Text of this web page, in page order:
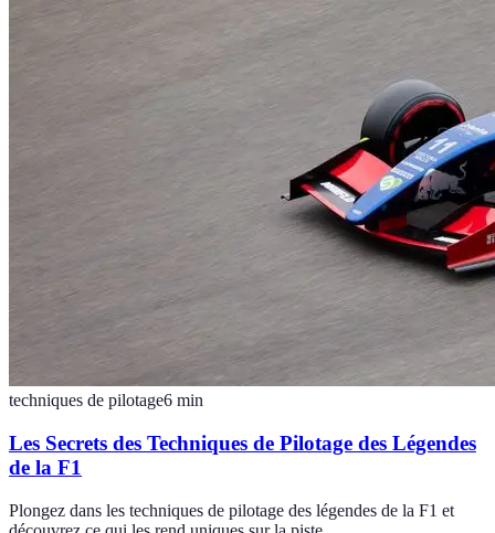
techniques de pilotage6 min
Les Secrets des Techniques de Pilotage des Légendes
de la F1
Plongez dans les techniques de pilotage des légendes de la F1 et